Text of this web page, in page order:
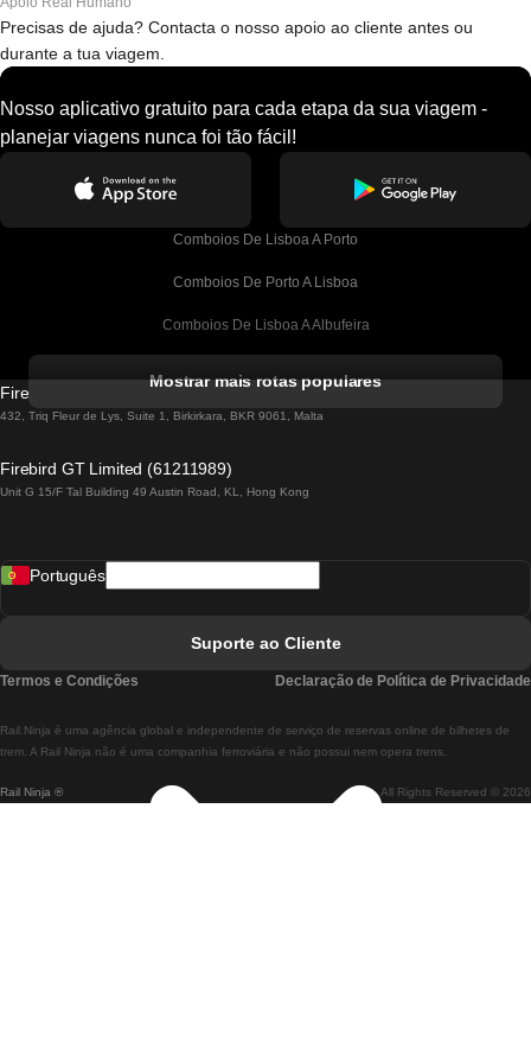
Precisas de ajuda? Contacta o nosso apoio ao cliente antes ou
durante a tua viagem.
Nosso aplicativo gratuito para cada etapa da sua viagem -
planejar viagens nunca foi tão fácil!
Comboios De Lisboa A Porto
Comboios De Porto A Lisboa
Comboios De Lisboa A Albufeira
Comboios De Lisboa A Lagos
Comboios De Lisboa A Madrid
Comboios De Lisboa A Braga
Comboios De Braga A Lisboa
Mostrar mais rotas populares
Firebird GT Limited (OC 1451)
432, Triq Fleur de Lys, Suite 1, Birkirkara, BKR 9061, Malta
Firebird GT Limited (61211989)
Unit G 15/F Tal Building 49 Austin Road, KL, Hong Kong
Rail Ninja ® All Rights Reserved © 2026
Rail.Ninja é uma agência global e independente de serviço de reservas online de bilhetes de
trem. A Rail Ninja não é uma companhia ferroviária e não possui nem opera trens.
Português
Suporte ao Cliente
Termos e Condições Declaração de Política de Privacidade